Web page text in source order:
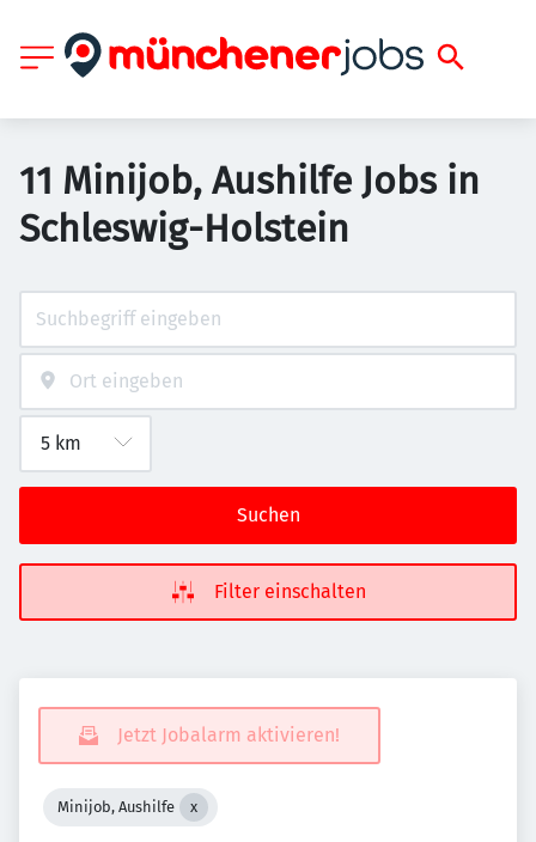
11 Minijob, Aushilfe Jobs in
Schleswig-Holstein
Suchen
Filter einschalten
Jetzt Jobalarm aktivieren!
Minijob, Aushilfe